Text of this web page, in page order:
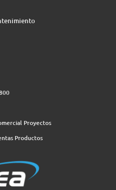
Proyectos
Productos